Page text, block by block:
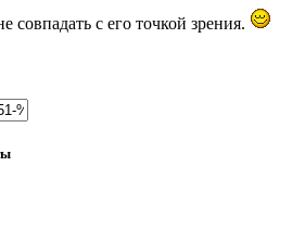
совпадать с его точкой зрения.